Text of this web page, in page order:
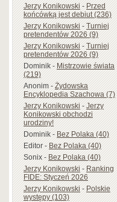
Jerzy Konikowski-Przed
końcówką jest debiut (236)
Jerzy Konikowski-Turniej
pretendentów 2026 (9)
Jerzy Konikowski-Turniej
pretendentów 2026 (9)
Dominik-Mistrzowie świata
(219)
Anonim-Żydowska
Encyklopedia Szachowa (7)
Jerzy Konikowski-Jerzy
Konikowski obchodzi
urodziny!
Dominik-Bez Polaka (40)
Editor-Bez Polaka (40)
Sonix-Bez Polaka (40)
Jerzy Konikowski-Ranking
FIDE: Styczeń 2026
Jerzy Konikowski-Polskie
występy (103)